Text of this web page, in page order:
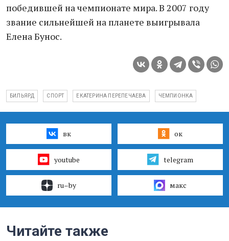
победившей на чемпионате мира. В 2007 году
звание сильнейшей на планете выигрывала
Елена Бунос.
БИЛЬЯРД СПОРТ ЕКАТЕРИНА ПЕРЕПЕЧАЕВА ЧЕМПИОНКА
вк ок
youtube telegram
ru–by макс
Читайте также